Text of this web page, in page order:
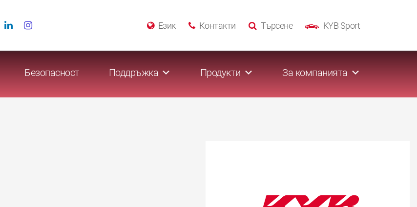
KYB Sport
Търсене
Контакти
Език
Безопасност Поддръжка Продукти За компанията